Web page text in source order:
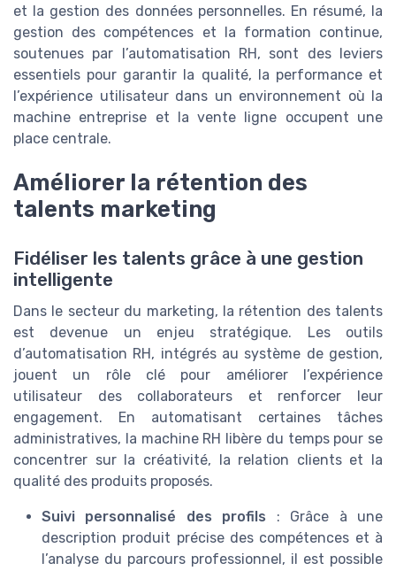
et la gestion des données personnelles. En résumé, la
gestion des compétences et la formation continue,
soutenues par l’automatisation RH, sont des leviers
essentiels pour garantir la qualité, la performance et
l’expérience utilisateur dans un environnement où la
machine entreprise et la vente ligne occupent une
place centrale.
Améliorer la rétention des
talents marketing
Fidéliser les talents grâce à une gestion
intelligente
Dans le secteur du marketing, la rétention des talents
est devenue un enjeu stratégique. Les outils
d’automatisation RH, intégrés au système de gestion,
jouent un rôle clé pour améliorer l’expérience
utilisateur des collaborateurs et renforcer leur
engagement. En automatisant certaines tâches
administratives, la machine RH libère du temps pour se
concentrer sur la créativité, la relation clients et la
qualité des produits proposés.
Suivi personnalisé des profils : Grâce à une
description produit précise des compétences et à
l’analyse du parcours professionnel, il est possible